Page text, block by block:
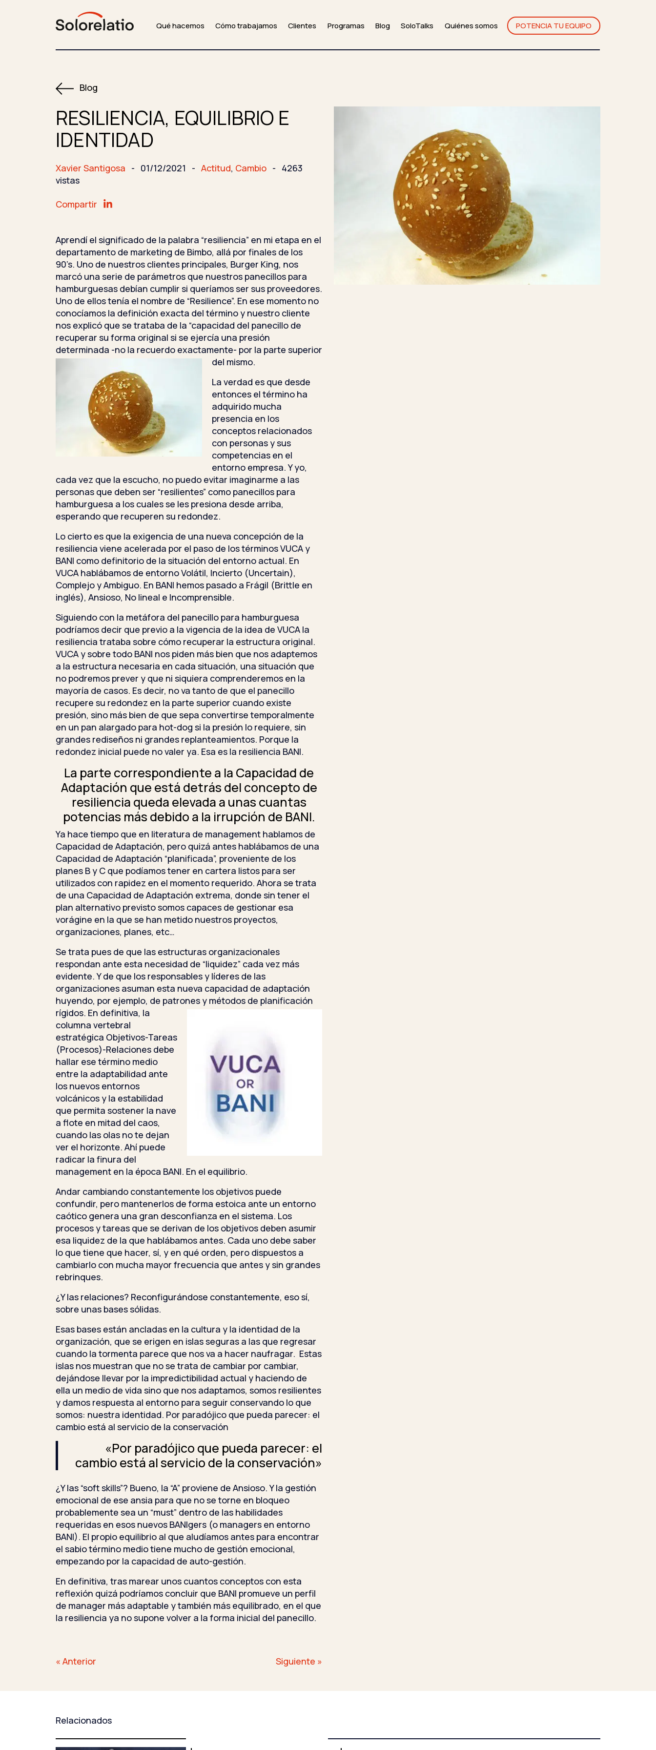
Qué hacemos Cómo trabajamos Clientes Programas Blog SoloTalks Quiénes somos POTENCIA TU EQUIPO
Blog
RESILIENCIA, EQUILIBRIO E
IDENTIDAD
Xavier Santigosa - 01/12/2021 - Actitud, Cambio - 4263
vistas
Compartir
Aprendí el significado de la palabra “resiliencia” en mi etapa en el
departamento de marketing de Bimbo, allá por finales de los
90’s. Uno de nuestros clientes principales, Burger King, nos
marcó una serie de parámetros que nuestros panecillos para
hamburguesas debían cumplir si queríamos ser sus proveedores.
Uno de ellos tenía el nombre de “Resilience”. En ese momento no
conocíamos la definición exacta del término y nuestro cliente
nos explicó que se trataba de la “capacidad del panecillo de
recuperar su forma original si se ejercía una presión
determinada -no la recuerdo exactamente- por la parte superior
del mismo.
La verdad es que desde
entonces el término ha
adquirido mucha
presencia en los
conceptos relacionados
con personas y sus
competencias en el
entorno empresa. Y yo,
cada vez que la escucho, no puedo evitar imaginarme a las
personas que deben ser “resilientes” como panecillos para
hamburguesa a los cuales se les presiona desde arriba,
esperando que recuperen su redondez.
Lo cierto es que la exigencia de una nueva concepción de la
resiliencia viene acelerada por el paso de los términos VUCA y
BANI como definitorio de la situación del entorno actual. En
VUCA hablábamos de entorno Volátil, Incierto (Uncertain),
Complejo y Ambiguo. En BANI hemos pasado a Frágil (Brittle en
inglés), Ansioso, No lineal e Incomprensible.
Siguiendo con la metáfora del panecillo para hamburguesa
podríamos decir que previo a la vigencia de la idea de VUCA la
resiliencia trataba sobre cómo recuperar la estructura original.
VUCA y sobre todo BANI nos piden más bien que nos adaptemos
a la estructura necesaria en cada situación, una situación que
no podremos prever y que ni siquiera comprenderemos en la
mayoría de casos. Es decir, no va tanto de que el panecillo
recupere su redondez en la parte superior cuando existe
presión, sino más bien de que sepa convertirse temporalmente
en un pan alargado para hot-dog si la presión lo requiere, sin
grandes rediseños ni grandes replanteamientos. Porque la
redondez inicial puede no valer ya. Esa es la resiliencia BANI.
La parte correspondiente a la Capacidad de
Adaptación que está detrás del concepto de
resiliencia queda elevada a unas cuantas
potencias más debido a la irrupción de BANI.
Ya hace tiempo que en literatura de management hablamos de
Capacidad de Adaptación, pero quizá antes hablábamos de una
Capacidad de Adaptación “planificada”, proveniente de los
planes B y C que podíamos tener en cartera listos para ser
utilizados con rapidez en el momento requerido. Ahora se trata
de una Capacidad de Adaptación extrema, donde sin tener el
plan alternativo previsto somos capaces de gestionar esa
vorágine en la que se han metido nuestros proyectos,
organizaciones, planes, etc…
Se trata pues de que las estructuras organizacionales
respondan ante esta necesidad de “liquidez” cada vez más
evidente. Y de que los responsables y líderes de las
organizaciones asuman esta nueva capacidad de adaptación
huyendo, por ejemplo, de patrones y métodos de planificación
rígidos. En definitiva, la
columna vertebral
estratégica Objetivos-Tareas
(Procesos)-Relaciones debe
hallar ese término medio
entre la adaptabilidad ante
los nuevos entornos
volcánicos y la estabilidad
que permita sostener la nave
a flote en mitad del caos,
cuando las olas no te dejan
ver el horizonte. Ahí puede
radicar la finura del
management en la época BANI. En el equilibrio.
Andar cambiando constantemente los objetivos puede
confundir, pero mantenerlos de forma estoica ante un entorno
caótico genera una gran desconfianza en el sistema. Los
procesos y tareas que se derivan de los objetivos deben asumir
esa liquidez de la que hablábamos antes. Cada uno debe saber
lo que tiene que hacer, sí, y en qué orden, pero dispuestos a
cambiarlo con mucha mayor frecuencia que antes y sin grandes
rebrinques.
¿Y las relaciones? Reconfigurándose constantemente, eso sí,
sobre unas bases sólidas.
Esas bases están ancladas en la cultura y la identidad de la
organización, que se erigen en islas seguras a las que regresar
cuando la tormenta parece que nos va a hacer naufragar. Estas
islas nos muestran que no se trata de cambiar por cambiar,
dejándose llevar por la impredictibilidad actual y haciendo de
ella un medio de vida sino que nos adaptamos, somos resilientes
y damos respuesta al entorno para seguir conservando lo que
somos: nuestra identidad. Por paradójico que pueda parecer: el
cambio está al servicio de la conservación
«Por paradójico que pueda parecer: el
cambio está al servicio de la conservación»
¿Y las “soft skills”? Bueno, la “A” proviene de Ansioso. Y la gestión
emocional de ese ansia para que no se torne en bloqueo
probablemente sea un “must” dentro de las habilidades
requeridas en esos nuevos BANIgers (o managers en entorno
BANI). El propio equilibrio al que aludíamos antes para encontrar
el sabio término medio tiene mucho de gestión emocional,
empezando por la capacidad de auto-gestión.
En definitiva, tras marear unos cuantos conceptos con esta
reflexión quizá podríamos concluir que BANI promueve un perfil
de manager más adaptable y también más equilibrado, en el que
la resiliencia ya no supone volver a la forma inicial del panecillo.
Navegación
« Anterior Siguiente »
Relacionados